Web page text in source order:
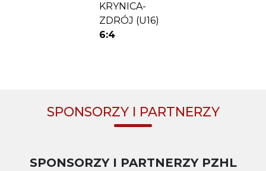
KRYNICA-
ZDRÓJ (U16)
6:4
SPONSORZY I PARTNERZY
SPONSORZY I PARTNERZY PZHL